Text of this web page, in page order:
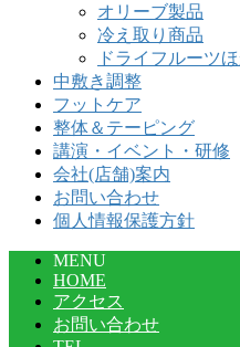
オリーブ製品
冷え取り商品
ドライフルーツ
中敷き調整
フットケア
整体＆テーピング
講演・イベント・研修
会社(店舗)案内
お問い合わせ
個人情報保護方針
MENU
HOME
アクセス
お問い合わせ